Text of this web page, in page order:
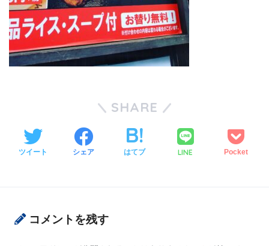
SHARE
ツイート シェア はてブ LINE Pocket
コメントを残す